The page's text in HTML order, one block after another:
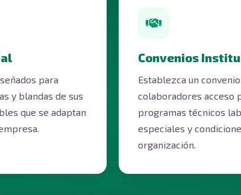
para
y blandas de sus
que se adaptan
Convenios
Establezca un
colaboradores acceso
programas técnicos
especiales y
organización.